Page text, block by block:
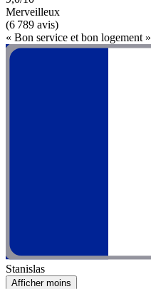
Merveilleux
(6 789 avis)
« Bon service et bon logement »
Stanislas
Afficher moins